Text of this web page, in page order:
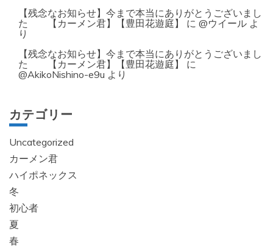
【残念なお知らせ】今まで本当にありがとうございまし
た 【カーメン君】【豊田花遊庭】
に @ウイール よ
り
【残念なお知らせ】今まで本当にありがとうございまし
た 【カーメン君】【豊田花遊庭】
に
@AkikoNishino-e9u より
カテゴリー
Uncategorized
カーメン君
ハイポネックス
冬
初心者
夏
春